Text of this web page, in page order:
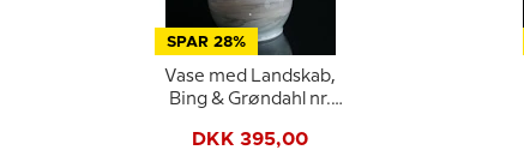
SPAR 28%
Vase med Landskab,
Bing & Grøndahl nr.
DKK 395,00